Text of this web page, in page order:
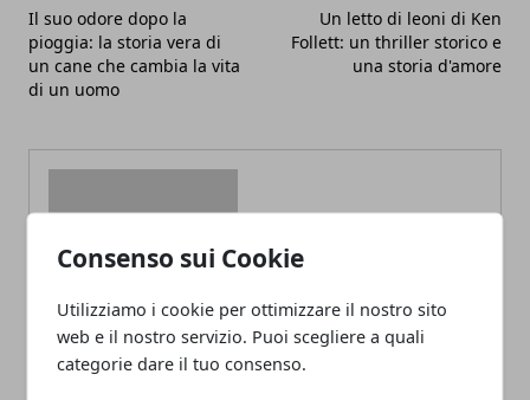
Consenso sui Cookie
Utilizziamo i cookie per ottimizzare il nostro sito
web e il nostro servizio. Puoi scegliere a quali
categorie dare il tuo consenso.
Il suo odore dopo la
pioggia: la storia vera di
un cane che cambia la vita
di un uomo
Un letto di leoni di Ken
Follett: un thriller storico e
una storia d'amore